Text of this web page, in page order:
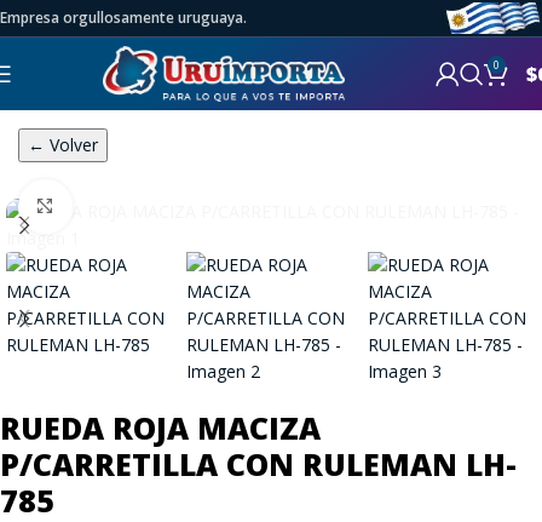
Empresa orgullosamente uruguaya.
0 $
← Volver
RUEDA ROJA MACIZA
P/CARRETILLA CON RULEMAN LH-
785